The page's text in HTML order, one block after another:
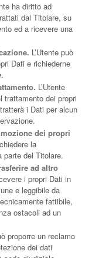
ha diritto ad
dal Titolare, su
ed a ricevere una
L’Utente può
Dati e richiederne
L’Utente
trattamento dei propri
i Dati per alcun
dei propri
la
parte del Titolare.
ad altro
i propri Dati in
e leggibile da
fattibile,
ostacoli ad un
proporre un reclamo
dei dati